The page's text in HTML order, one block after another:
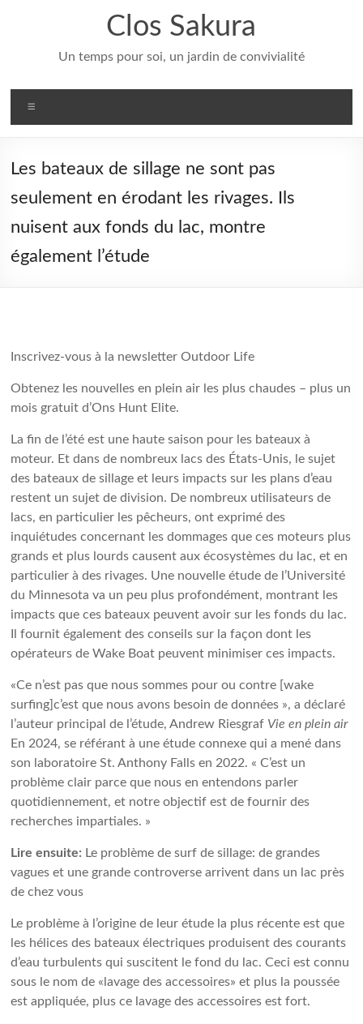
Clos Sakura
Un temps pour soi, un jardin de convivialité
Les bateaux de sillage ne sont pas
seulement en érodant les rivages. Ils
nuisent aux fonds du lac, montre
également l’étude
Inscrivez-vous à la newsletter Outdoor Life
Obtenez les nouvelles en plein air les plus chaudes – plus un
mois gratuit d’Ons Hunt Elite.
La fin de l’été est une haute saison pour les bateaux à
moteur. Et dans de nombreux lacs des États-Unis, le sujet
des bateaux de sillage et leurs impacts sur les plans d’eau
restent un sujet de division. De nombreux utilisateurs de
lacs, en particulier les pêcheurs, ont exprimé des
inquiétudes concernant les dommages que ces moteurs plus
grands et plus lourds causent aux écosystèmes du lac, et en
particulier à des rivages. Une nouvelle étude de l’Université
du Minnesota va un peu plus profondément, montrant les
impacts que ces bateaux peuvent avoir sur les fonds du lac.
Il fournit également des conseils sur la façon dont les
opérateurs de Wake Boat peuvent minimiser ces impacts.
«Ce n’est pas que nous sommes pour ou contre [wake
surfing]c’est que nous avons besoin de données », a déclaré
l’auteur principal de l’étude, Andrew Riesgraf Vie en plein air
En 2024, se référant à une étude connexe qui a mené dans
son laboratoire St. Anthony Falls en 2022. « C’est un
problème clair parce que nous en entendons parler
quotidiennement, et notre objectif est de fournir des
recherches impartiales. »
Lire ensuite: Le problème de surf de sillage: de grandes
vagues et une grande controverse arrivent dans un lac près
de chez vous
Le problème à l’origine de leur étude la plus récente est que
les hélices des bateaux électriques produisent des courants
d’eau turbulents qui suscitent le fond du lac. Ceci est connu
sous le nom de «lavage des accessoires» et plus la poussée
est appliquée, plus ce lavage des accessoires est fort.